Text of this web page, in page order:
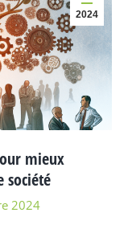
2024
mieux
société
2024